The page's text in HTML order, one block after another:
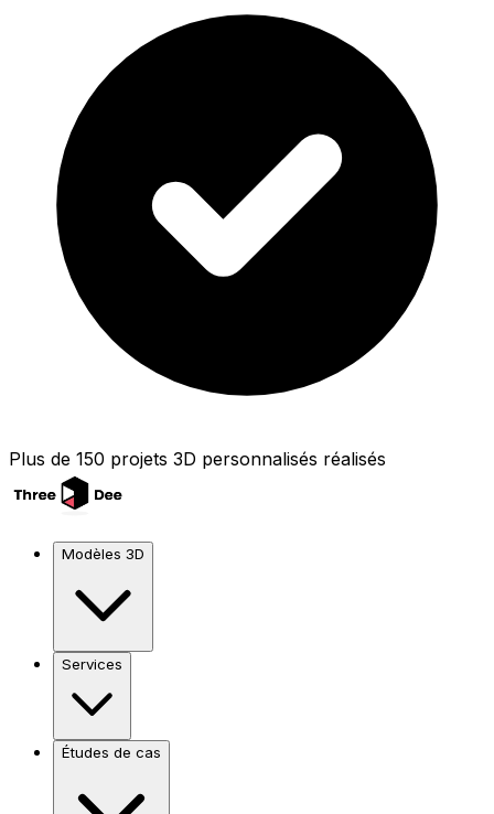
Plus de 150 projets 3D personnalisés réalisés
Modèles 3D
Services
Études de cas